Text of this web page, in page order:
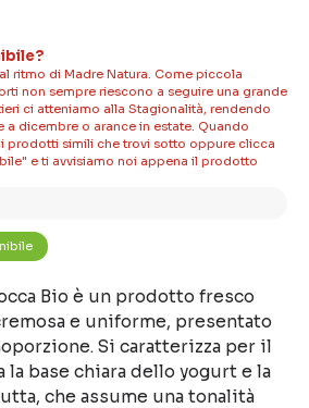
ritmo di Madre Natura. Come piccola
non sempre riescono a seguire una grande
ci atteniamo alla Stagionalità, rendendo
dicembre o arance in estate. Quando
prodotti simili che trovi sotto oppure clicca
e ti avvisiamo noi appena il prodotto
Bio è un prodotto fresco
e uniforme, presentato
Si caratterizza per il
base chiara dello yogurt e la
che assume una tonalità